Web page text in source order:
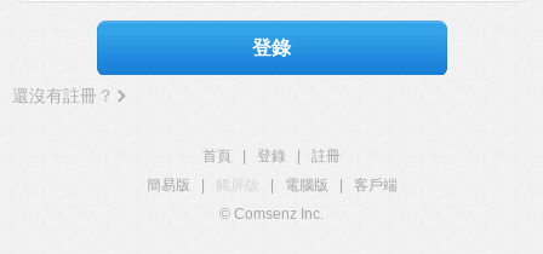
登錄
還沒有註冊？
首頁 登錄
註冊
簡易版
觸屏版 電腦版
客戶端
© Comsenz Inc.